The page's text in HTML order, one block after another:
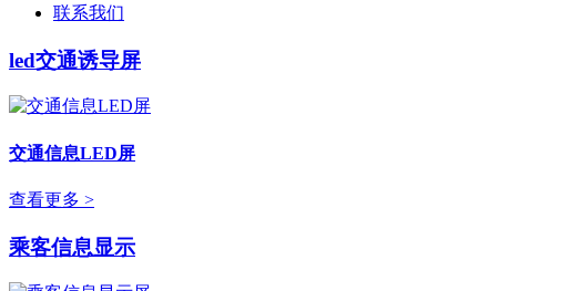
联系我们
led交通诱导屏
交通信息LED屏
查看更多 >
乘客信息显示